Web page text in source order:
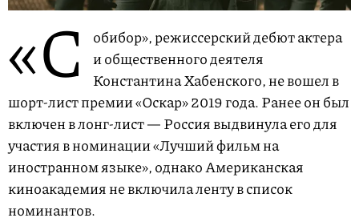
«С
обибор», режиссерский дебют актера
и общественного деятеля
Константина Хабенского, не вошел в
шорт-лист премии «Оскар» 2019 года. Ранее он был
включен в лонг-лист — Россия выдвинула его для
участия в номинации «Лучший фильм на
иностранном языке», однако Американская
киноакадемия не включила ленту в список
номинантов.